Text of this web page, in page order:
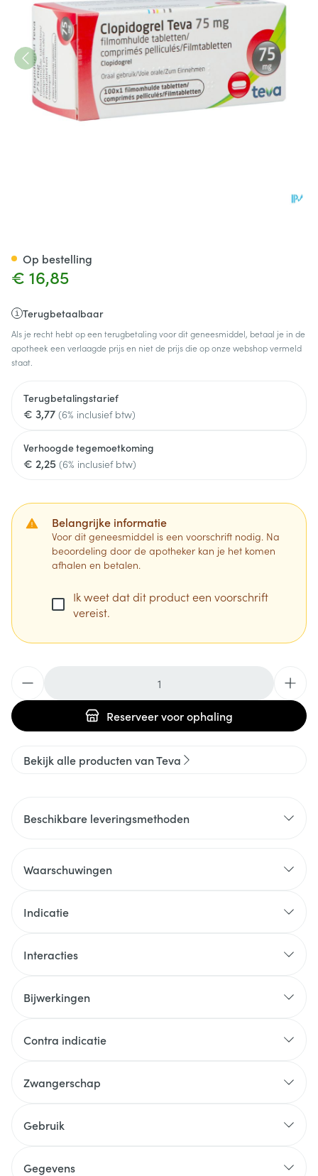
€ 16,85
Terugbetaalbaar
Als je recht hebt op een terugbetaling voor dit geneesmiddel, betaal je in de
apotheek een verlaagde prijs en niet de prijs die op onze webshop vermeld
staat.
Terugbetalingstarief
€ 3,77 (6% inclusief btw)
Verhoogde tegemoetkoming
€ 2,25 (6% inclusief btw)
Belangrijke informatie
Voor dit geneesmiddel is een voorschrift nodig. Na
beoordeling door de apotheker kan je het komen
afhalen en betalen.
Ik weet dat dit product een voorschrift
vereist.
Reserveervoor ophaling
Op bestelling
Bekijk alle producten van Teva
Beschikbare leveringsmethoden
Waarschuwingen
Indicatie
Interacties
Bijwerkingen
Contra indicatie
Zwangerschap
Gebruik
Gegevens